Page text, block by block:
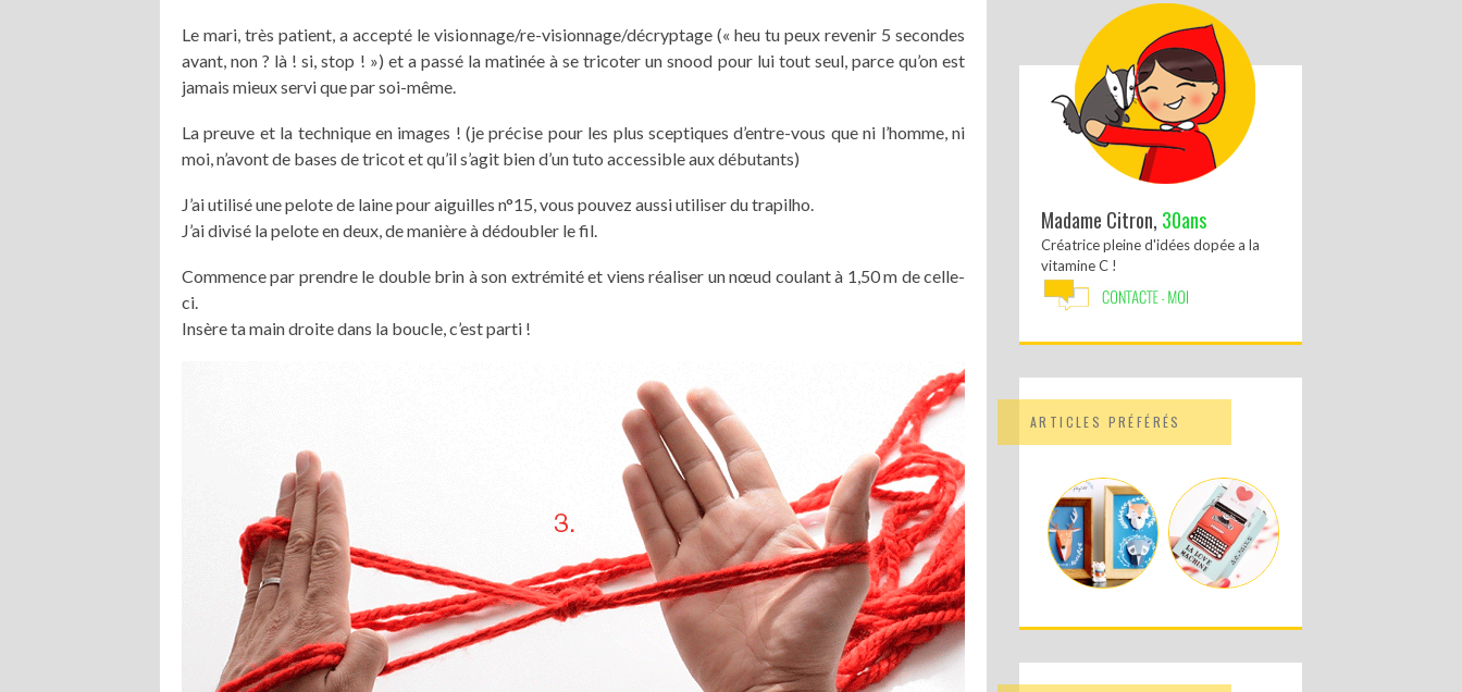
Le mari, très patient, a accepté le visionnage/re-visionnage/décryptage (« heu tu peux revenir 5 secondes
avant, non ? là ! si, stop ! ») et a passé la matinée à se tricoter un snood pour lui tout seul, parce qu’on est
jamais mieux servi que par soi-même.
La preuve et la technique en images ! (je précise pour les plus sceptiques d’entre-vous que ni l’homme, ni
moi, n’avont de bases de tricot et qu’il s’agit bien d’un tuto accessible aux débutants)
J’ai utilisé une pelote de laine pour aiguilles n°15, vous pouvez aussi utiliser du trapilho.
J’ai divisé la pelote en deux, de manière à dédoubler le fil.
Commence par prendre le double brin à son extrémité et viens réaliser un nœud coulant à 1,50 m de celle-
ci.
Insère ta main droite dans la boucle, c’est parti !
Madame Citron, 30ans
Créatrice pleine d'idées dopée a la
vitamine C !
ARTICLES PRÉFÉRÉS